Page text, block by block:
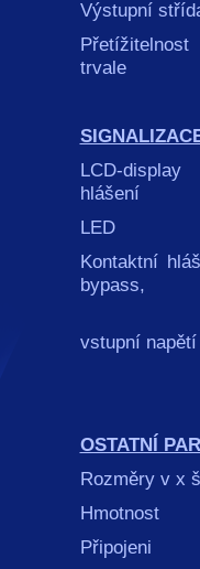
Výstupní
trvale
LCD-
hlášení
LED
Kontaktní
bypass,
vstupní
OSTATNÍ
Rozměry v
Hmotnost